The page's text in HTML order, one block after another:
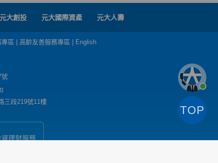
元大創投 元大國際資產 元大人壽
區 高齡友善服務專區 English
號
三段219號11樓
TOP